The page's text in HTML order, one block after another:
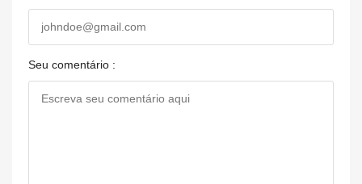
Seu comentário :